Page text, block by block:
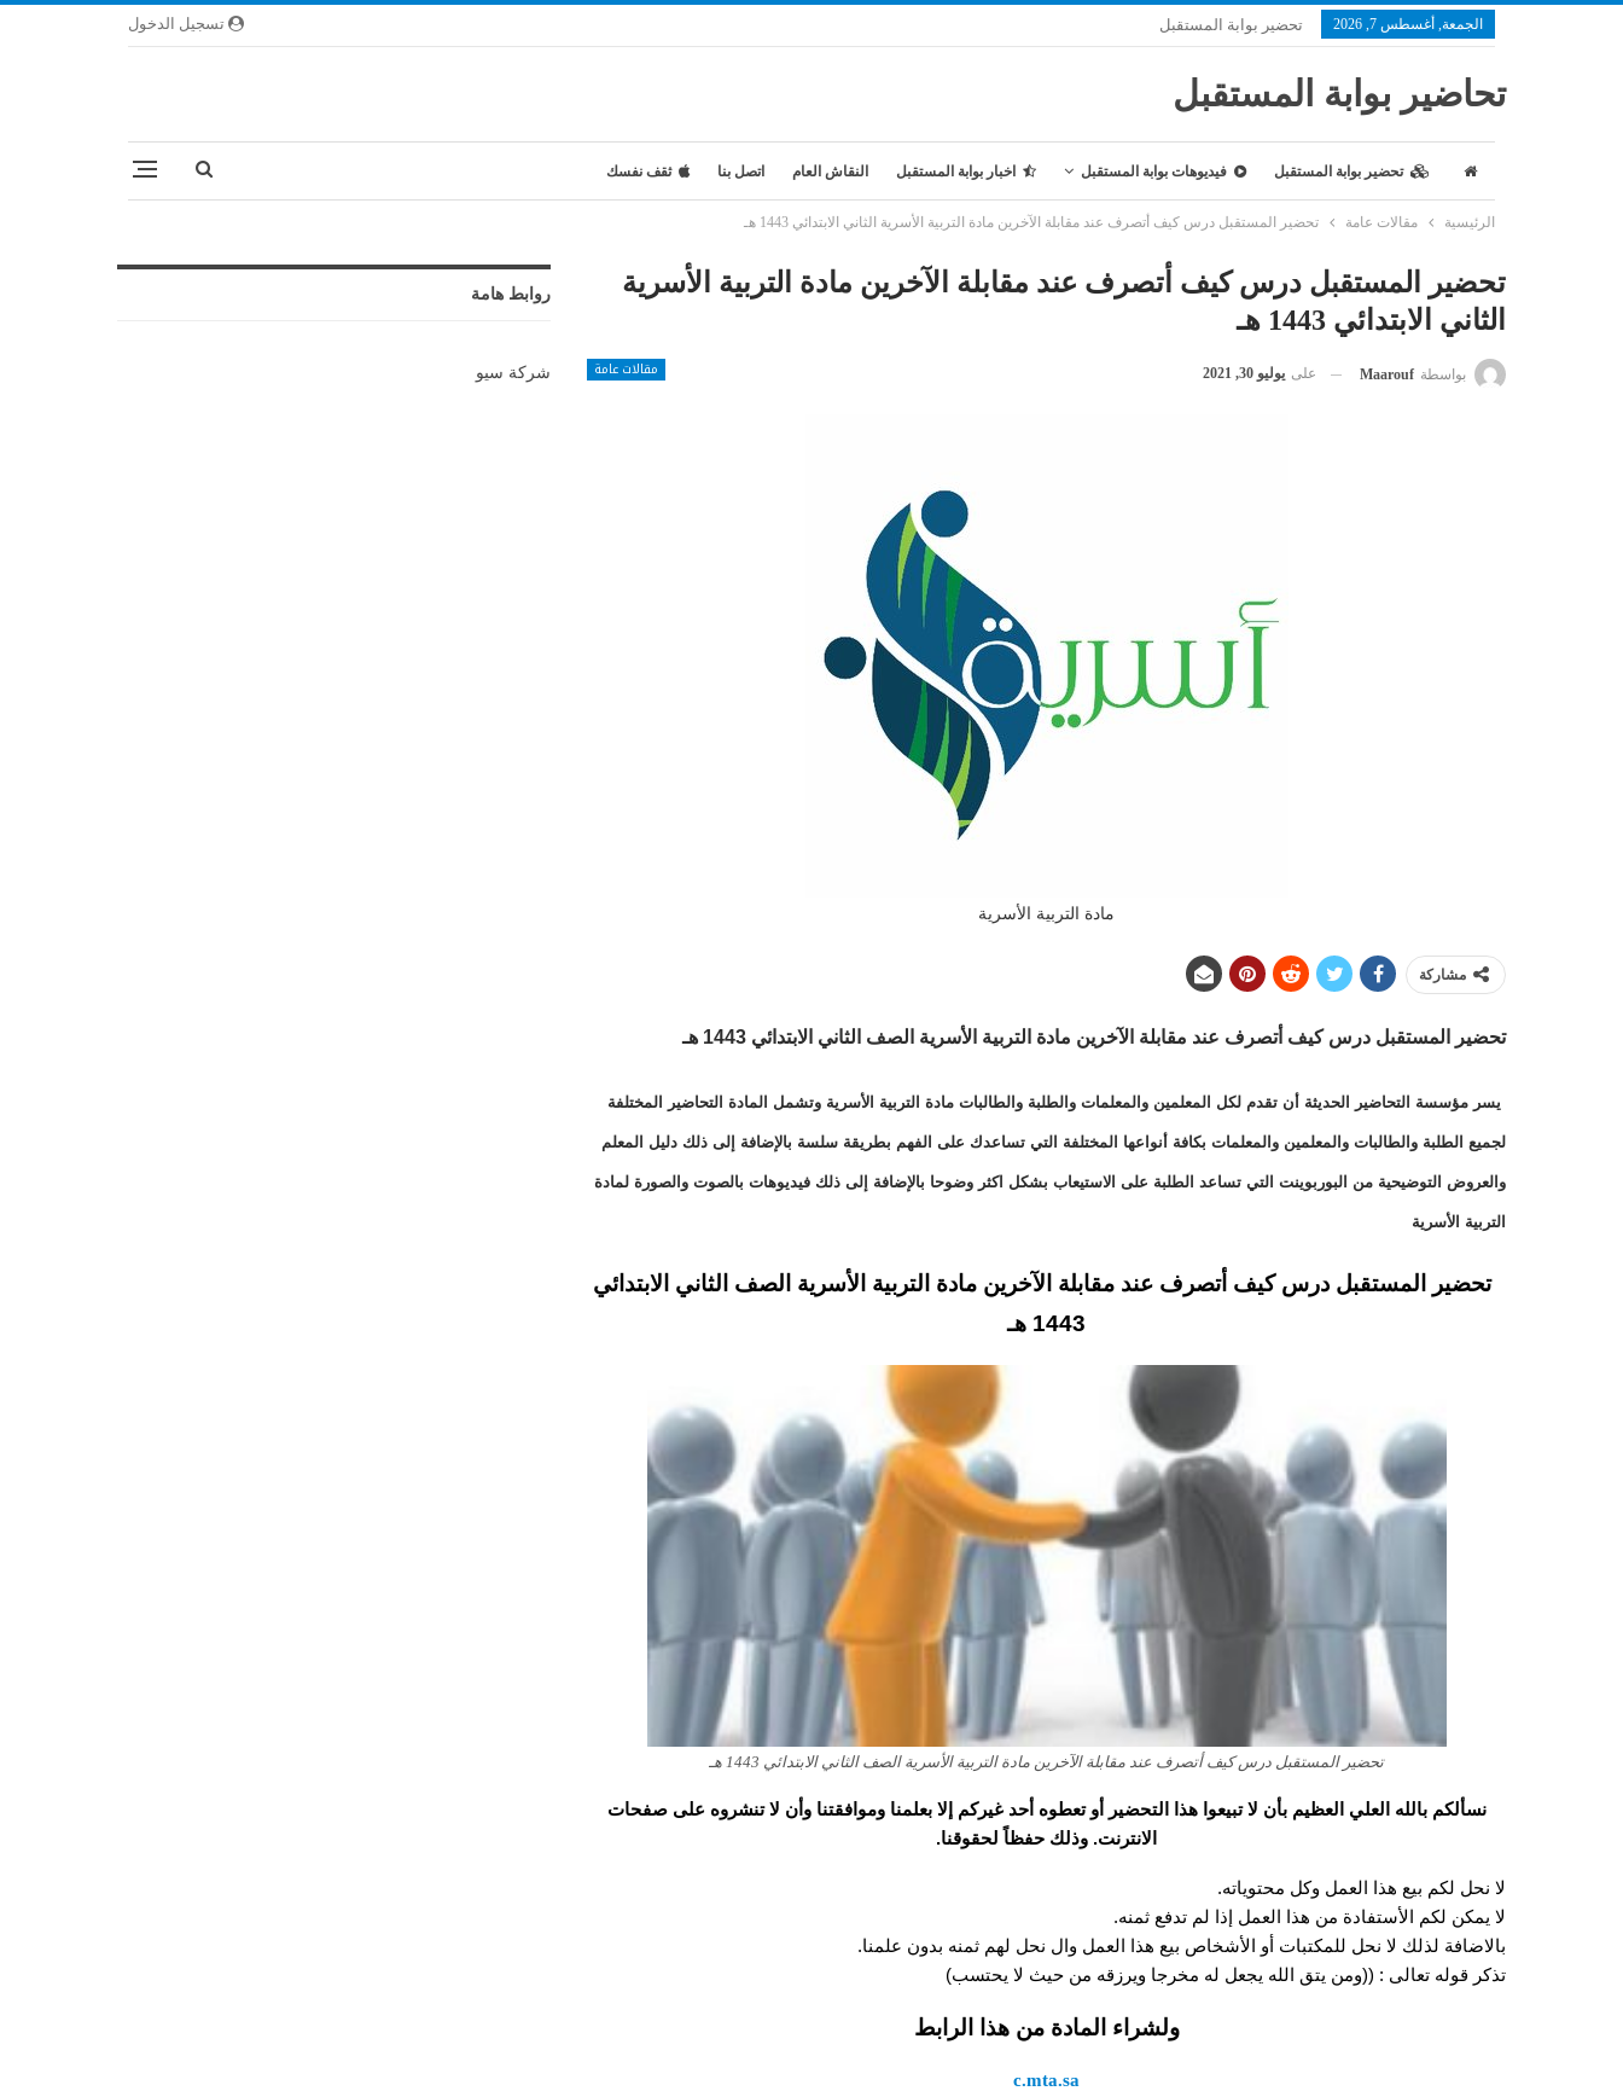
تسجيل الدخول الجمعة, أغسطس 7, 2026 تحضير بوابة المستقبل
تحاضير بوابة المستقبل
تحضير بوابة المستقبل فيديوهات بوابة المستقبل اخبار بوابة المستقبل النقاش العام اتصل بنا ثقف نفسك
الرئيسية مقالات عامة تحضير المستقبل درس كيف أتصرف عند مقابلة الآخرين مادة التربية الأسرية الثاني الابتدائي 1443 هـ
تحضير المستقبل درس كيف أتصرف عند مقابلة الآخرين مادة التربية الأسرية
الثاني الابتدائي 1443 هـ
مقالات عامة بواسطة Maarouf على يوليو 30, 2021
مادة التربية الأسرية
مشاركة
تحضير المستقبل درس كيف أتصرف عند مقابلة الآخرين مادة التربية الأسرية الصف الثاني الابتدائي 1443 هـ
يسر مؤسسة التحاضير الحديثة أن تقدم لكل المعلمين والمعلمات والطلبة والطالبات مادة التربية الأسرية وتشمل المادة التحاضير المختلفة
لجميع الطلبة والطالبات والمعلمين والمعلمات بكافة أنواعها المختلفة التي تساعدك على الفهم بطريقة سلسة بالإضافة إلى ذلك دليل المعلم
والعروض التوضيحية من البوربوينت التي تساعد الطلبة على الاستيعاب بشكل اكثر وضوحا بالإضافة إلى ذلك فيديوهات بالصوت والصورة لمادة
التربية الأسرية
تحضير المستقبل درس كيف أتصرف عند مقابلة الآخرين مادة التربية الأسرية الصف الثاني الابتدائي
1443 هـ
تحضير المستقبل درس كيف أتصرف عند مقابلة الآخرين مادة التربية الأسرية الصف الثاني الابتدائي 1443 هـ
نسألكم بالله العلي العظيم بأن لا تبيعوا هذا التحضير أو تعطوه أحد غيركم إلا بعلمنا وموافقتنا وأن لا تنشروه على صفحات
الانترنت. وذلك حفظاً لحقوقنا.
لا نحل لكم بيع هذا العمل وكل محتوياته.
لا يمكن لكم الأستفادة من هذا العمل إذا لم تدفع ثمنه.
بالاضافة لذلك لا نحل للمكتبات أو الأشخاص بيع هذا العمل وال نحل لهم ثمنه بدون علمنا.
تذكر قوله تعالى : ((ومن يتق الله يجعل له مخرجا ويرزقه من حيث لا يحتسب)
ولشراء المادة من هذا الرابط
c.mta.sa
روابط هامة
شركة سيو